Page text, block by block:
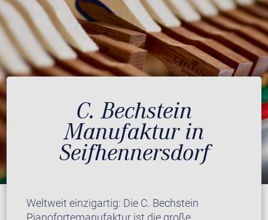
C. Bechstein
Manufaktur in
Seifhennersdorf
Weltweit einzigartig: Die C. Bechstein
Pianofortemanufaktur ist die große